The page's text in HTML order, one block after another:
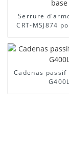
Serrure
CRT-MSJ874
Cadenas passif
G400L